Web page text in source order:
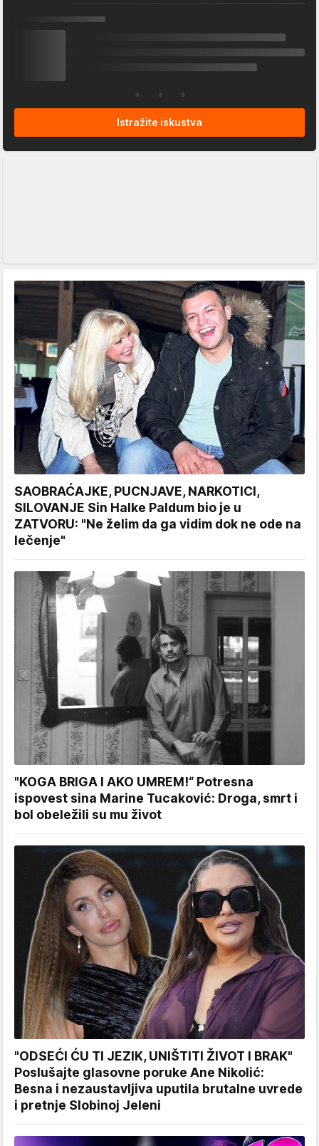
Istražite iskustva
SAOBRAĆAJKE, PUCNJAVE, NARKOTICI,
SILOVANJE Sin Halke Paldum bio je u
ZATVORU: "Ne želim da ga vidim dok ne ode na
lečenje"
"KOGA BRIGA I AKO UMREM!“ Potresna
ispovest sina Marine Tucaković: Droga, smrt i
bol obeležili su mu život
"ODSEĆI ĆU TI JEZIK, UNIŠTITI ŽIVOT I BRAK"
Poslušajte glasovne poruke Ane Nikolić:
Besna i nezaustavljiva uputila brutalne uvrede
i pretnje Slobinoj Jeleni